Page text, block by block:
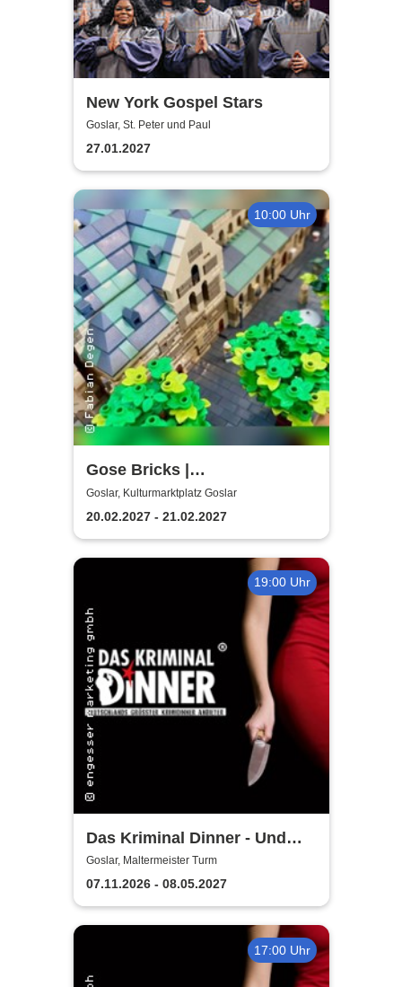
New York Gospel Stars
Goslar, St. Peter und Paul
27.01.2027
10:00 Uhr
Gose Bricks |
Kulturmarktplatz Goslar
Goslar, Kulturmarktplatz Goslar
20.02.2027 - 21.02.2027
19:00 Uhr
Das Kriminal Dinner - Und
raus bist du
Goslar, Maltermeister Turm
07.11.2026 - 08.05.2027
17:00 Uhr